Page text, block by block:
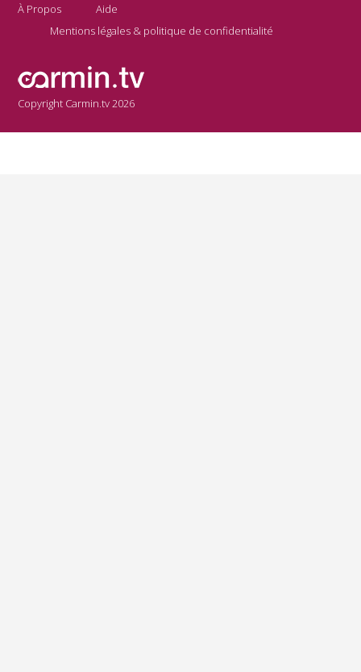
À Propos
Aide
Mentions légales & politique de confidentialité
Copyright Carmin.tv 2026